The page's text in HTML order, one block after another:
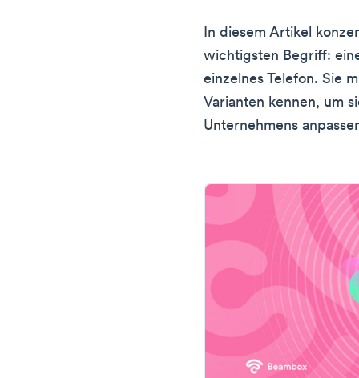
In diesem Artikel
wichtigsten Begriff:
einzelnes Telefon. Sie
Varianten kennen, um
Unternehmens